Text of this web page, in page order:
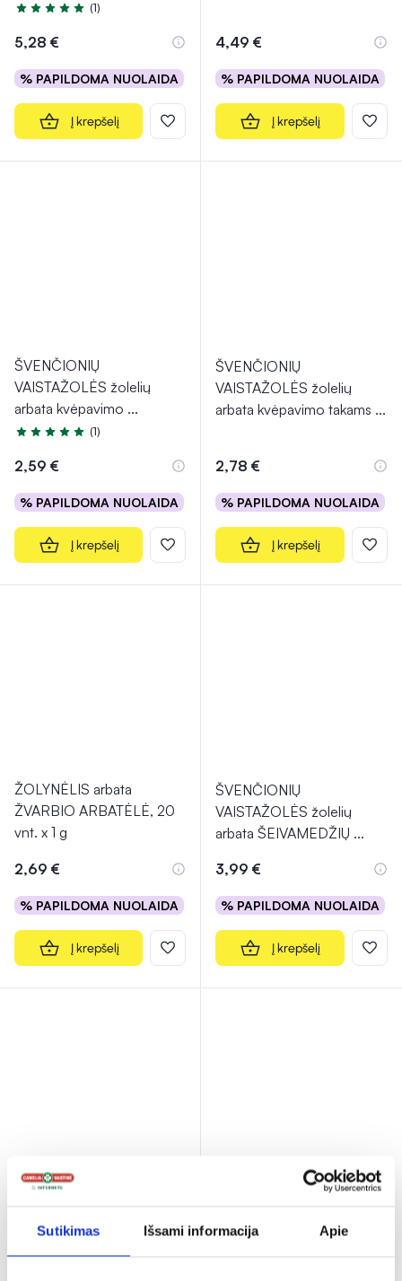
Sutikimas Išsami informacija Apie
Įvertinimas 5.0 iš 5
(1)
5,28 €
% PAPILDOMA NUOLAIDA
Į krepšelį
4,49 €
% PAPILDOMA NUOLAIDA
Į krepšelį
ŠVENČIONIŲ
VAISTAŽOLĖS žolelių
arbata kvėpavimo ...
Įvertinimas 5.0 iš 5
(1)
2,59 €
% PAPILDOMA NUOLAIDA
Į krepšelį
ŠVENČIONIŲ
VAISTAŽOLĖS žolelių
arbata kvėpavimo takams ...
2,78 €
% PAPILDOMA NUOLAIDA
Į krepšelį
ŽOLYNĖLIS arbata
ŽVARBIO ARBATĖLĖ, 20
vnt. x 1 g
2,69 €
% PAPILDOMA NUOLAIDA
Į krepšelį
ŠVENČIONIŲ
VAISTAŽOLĖS žolelių
arbata ŠEIVAMEDŽIŲ ...
3,99 €
% PAPILDOMA NUOLAIDA
Į krepšelį
ŠVENČIONIŲ
arbata kvėpavimo
arbata kvėpavimo...